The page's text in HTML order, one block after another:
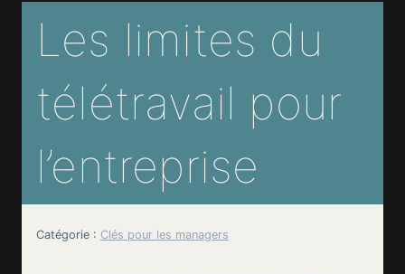
Les limites du
télétravail pour
l’entreprise
Catégorie : Clés pour les managers